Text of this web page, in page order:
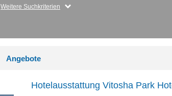
Weitere Suchkriterien
Angebote
Hotelausstattung Vitosha Park